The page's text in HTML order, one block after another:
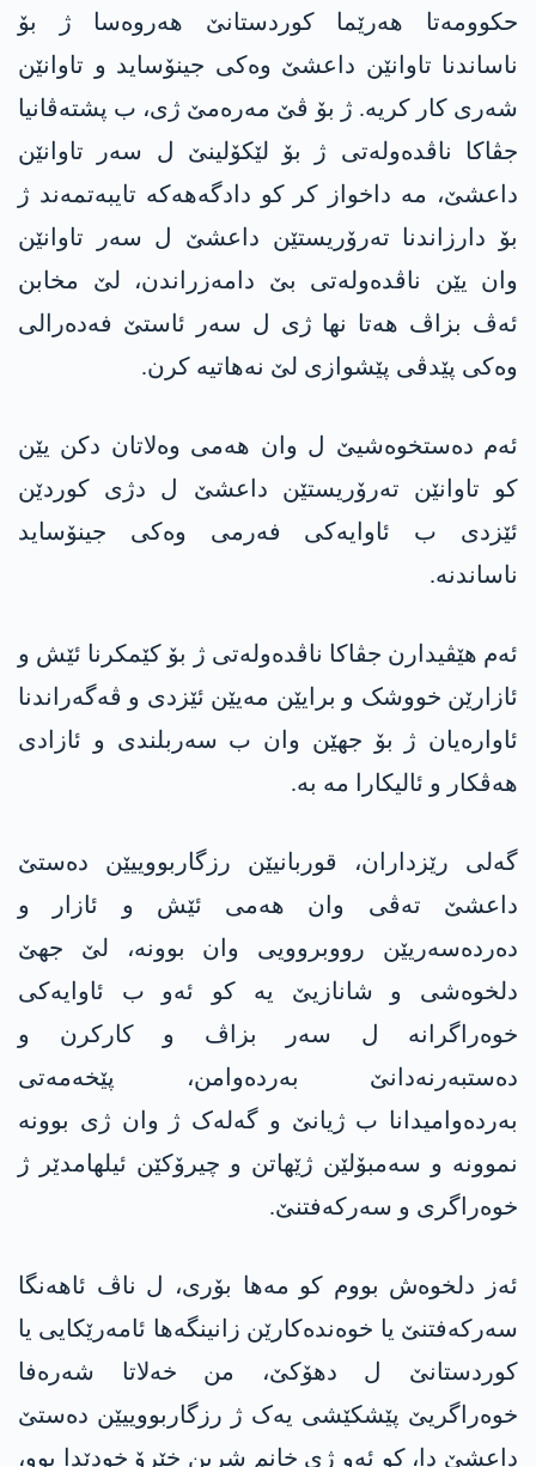
حكوومه‌تا هەرێما کوردستانێ هەروەسا ژ بۆ
ناساندنا تاوانێن داعشێ وەکی جینۆساید و تاوانێن
شەری کار کریە. ژ بۆ ڤێ مەرەمێ ژی، ب پشتەڤانیا
جڤاکا ناڤدەولەتی ژ بۆ لێکۆلینێ ل سەر تاوانێن
داعشێ، مە داخواز کر کو دادگەهەکە تایبەتمەند ژ
بۆ دارزاندنا ته‌رۆریستێن داعشێ ل سەر تاوانێن
وان یێن ناڤدەولەتی بێ دامەزراندن، لێ مخابن
ئەڤ بزاڤ هەتا نها ژی ل سەر ئاستێ فەدەرالی
وەکی پێدڤی پێشوازی لێ نەهاتیە کرن.
ئەم دەستخوەشیێ ل وان هەمی وەلاتان دکن یێن
کو تاوانێن ته‌رۆریستێن داعشێ ل دژی کوردێن
ئێزدی ب ئاوایەکی فەرمی وەکی جینۆساید
ناساندنە.
ئەم هێڤیدارن جڤاکا ناڤدەولەتی ژ بۆ کێمکرنا ئێش و
ئازارێن خووشک و برایێن مەیێن ئێزدی و ڤەگەراندنا
ئاوارەیان ژ بۆ جهێن وان ب سەربلندی و ئازادی
هەڤکار و ئالیکارا مە بە.
گەلی رێزداران، قوربانیێن رزگاربووییێن دەستێ
داعشێ تەڤی وان هەمی ئێش و ئازار و
دەردەسەریێن رووبروویی وان بوونە، لێ جهێ
دلخوەشی و شانازیێ یە کو ئەو ب ئاوایەکی
خوەراگرانە ل سەر بزاڤ و کارکرن و
دەستبەرنەدانێ بەردەوامن، پێخەمەتی
بەردەوامیدانا ب ژیانێ و گەلەک ژ وان ژی بوونە
نموونە و سەمبۆلێن ژێهاتن و چیرۆکێن ئیلهامدێر ژ
خوەراگری و سەرکەفتنێ.
ئەز دلخوەش بووم کو مەها بۆری، ل ناڤ ئاهەنگا
سەرکەفتنێ یا خوەندەکارێن زانینگەها ئامەرێکایی یا
کوردستانێ ل دهۆکێ، من خەلاتا شەرەفا
خوەراگریێ پێشکێشی یەک ژ رزگاربووییێن دەستێ
داعشێ دا، کو ئەو ژی خانم شرین خێرۆ خودێدا بوو،